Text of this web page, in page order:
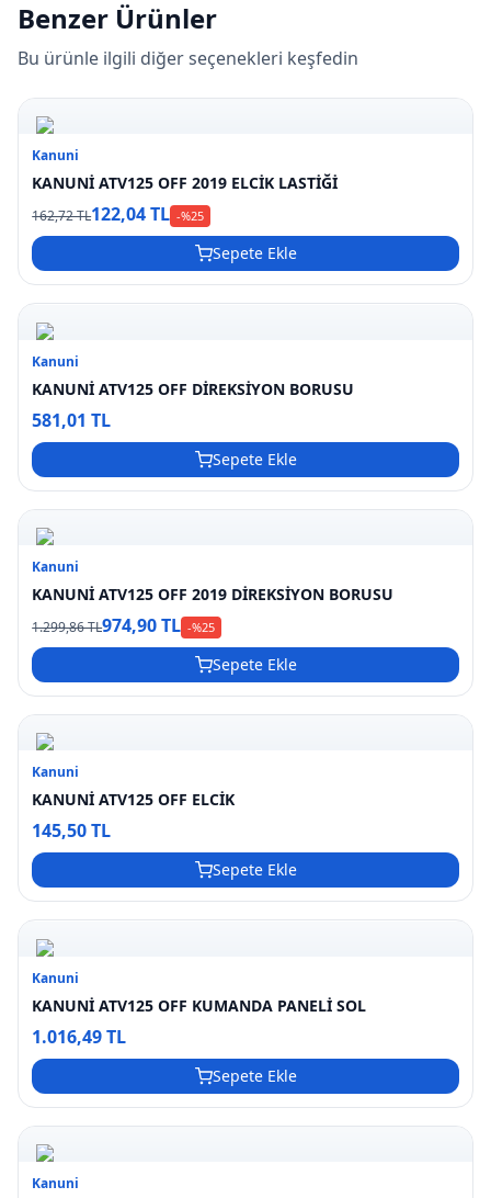
Benzer Ürünler
Bu ürünle ilgili diğer seçenekleri keşfedin
Kanuni
KANUNİ ATV125 OFF 2019 ELCİK LASTİĞİ
162,72 TL122,04 TL -%25
Sepete Ekle
Kanuni
KANUNİ ATV125 OFF DİREKSİYON BORUSU
581,01 TL
Sepete Ekle
Kanuni
KANUNİ ATV125 OFF 2019 DİREKSİYON BORUSU
1.299,86 TL974,90 TL -%25
Sepete Ekle
Kanuni
KANUNİ ATV125 OFF ELCİK
145,50 TL
Sepete Ekle
Kanuni
KANUNİ ATV125 OFF KUMANDA PANELİ SOL
1.016,49 TL
Sepete Ekle
Kanuni